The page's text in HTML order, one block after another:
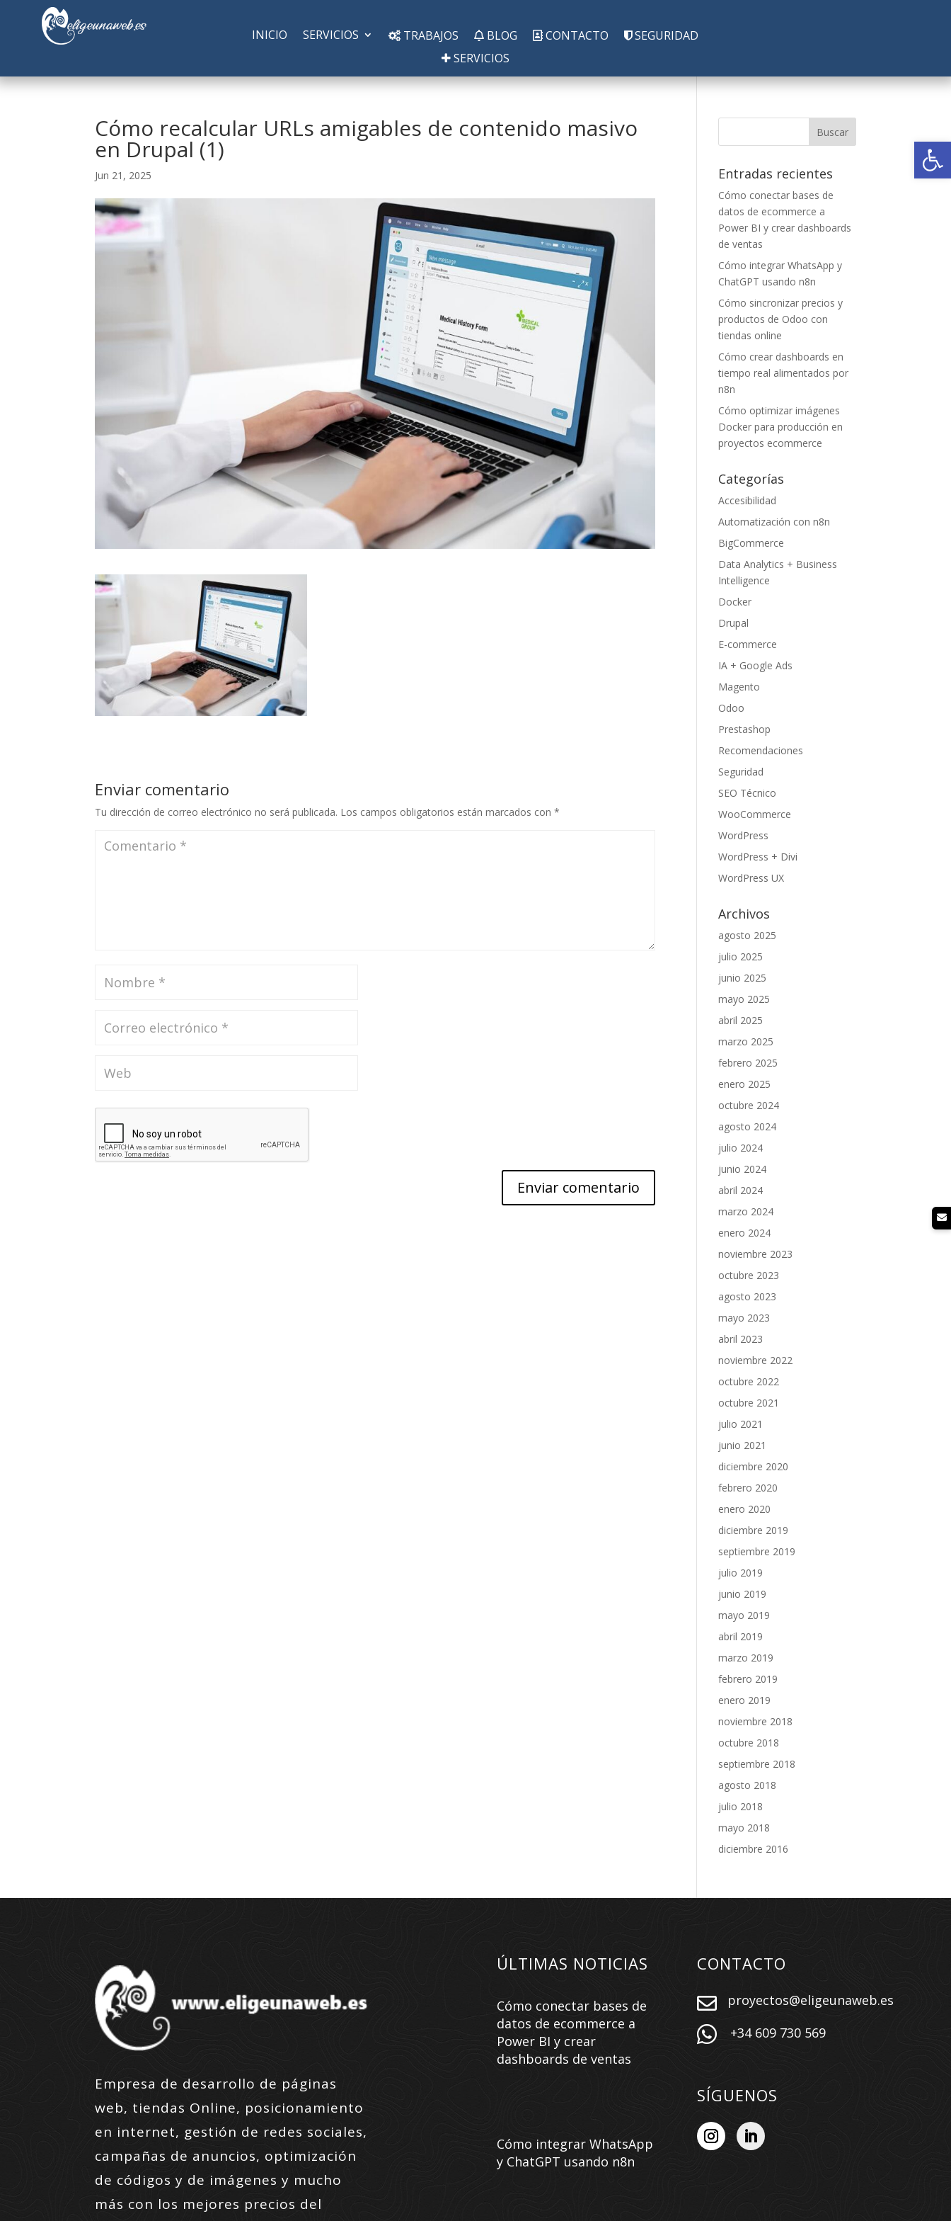
INICIO SERVICIOS TRABAJOS BLOG CONTACTO
SEGURIDAD
SERVICIOS
Cómo recalcular URLs amigables de contenido masivo
en Drupal (1)
Jun 21, 2025
Enviar comentario
Tu dirección de correo electrónico no será publicada. Los campos obligatorios están marcados con*
Entradas recientes
Cómo conectar bases de
datos de ecommerce a
Power BI y crear dashboards
de ventas
Cómo integrar WhatsApp y
ChatGPT usando n8n
Cómo sincronizar precios y
productos de Odoo con
tiendas online
Cómo crear dashboards en
tiempo real alimentados por
n8n
Cómo optimizar imágenes
Docker para producción en
proyectos ecommerce
Categorías
Accesibilidad
Automatización con n8n
BigCommerce
Data Analytics + Business
Intelligence
Docker
Drupal
E-commerce
IA + Google Ads
Magento
Odoo
Prestashop
Recomendaciones
Seguridad
SEO Técnico
WooCommerce
WordPress
WordPress + Divi
WordPress UX
Archivos
agosto 2025
julio 2025
junio 2025
mayo 2025
abril 2025
marzo 2025
febrero 2025
enero 2025
octubre 2024
agosto 2024
julio 2024
junio 2024
abril 2024
marzo 2024
enero 2024
noviembre 2023
octubre 2023
agosto 2023
mayo 2023
abril 2023
noviembre 2022
octubre 2022
octubre 2021
julio 2021
junio 2021
diciembre 2020
febrero 2020
enero 2020
diciembre 2019
septiembre 2019
julio 2019
junio 2019
mayo 2019
abril 2019
marzo 2019
febrero 2019
enero 2019
noviembre 2018
octubre 2018
septiembre 2018
agosto 2018
julio 2018
mayo 2018
diciembre 2016
Empresa de desarrollo de páginas
web, tiendas Online, posicionamiento
en internet, gestión de redes sociales,
campañas de anuncios, optimización
de códigos y de imágenes y mucho
más con los mejores precios del
ÚLTIMAS NOTICIAS
Cómo conectar bases de
datos de ecommerce a
Power BI y crear
dashboards de ventas
Cómo integrar WhatsApp
y ChatGPT usando n8n
CONTACTO
 proyectos@eligeunaweb.es
 +34 609 730 569
SÍGUENOS